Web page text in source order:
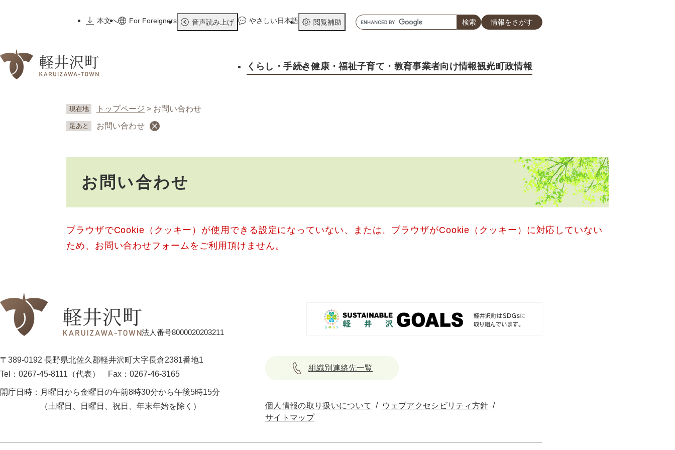
先
本文へ
For Foreigners 音声読み上げ やさしい日本語 閲覧補助
キ
ー
ド
情報をさがす
くらし ・手続き健康 ・福祉子育て ・教育事業者向け情報観光町政情報
現在地 トップページ > お問い合わせ
足あと お問い合わせ
お問い合わせ
ブラウザでCookie（クッキー）が使用できる設定になっていない、または、ブラウザがCookie（クッキー）に対応していない
ため、お問い合わせフォームをご利用頂けません。
法人番号8000020203211
〒389-0192 長野県北佐久郡軽井沢町大字長倉2381番地1
Tel：0267-45-8111（代表）
Fax：0267-46-3165
開庁日時： 月曜日から金曜日の午前8時30分から午後5時15分
（土曜日、日曜日、祝日、年末年始を除く）
組織別連絡先一覧
個人情報の取り扱いについて
ウェブアクセシビリティ方針
サイトマップ